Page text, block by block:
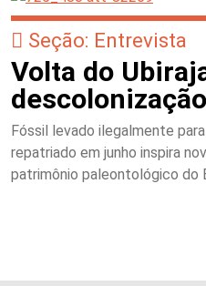
Seção: Entrevista
Volta do
Fóssil levado ilegalmente
repatriado em junho inspira
patrimônio paleontológico do